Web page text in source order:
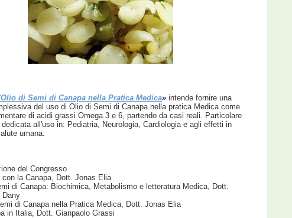
di Semi di Canapa nella Pratica Medica» intende fornire una
del uso di Olio di Semi di Canapa nella pratica Medica come
di acidi grassi Omega 3 e 6, partendo da casi reali. Particolare
all'uso in: Pediatria, Neurologia, Cardiologia e agli effetti in
umana.
del Congresso
con la Canapa, Dott. Jonas Elia
di Canapa: Biochimica, Metabolismo e letteratura Medica, Dott.
Dany
di Canapa nella Pratica Medica, Dott. Jonas Elia
in Italia, Dott. Gianpaolo Grassi